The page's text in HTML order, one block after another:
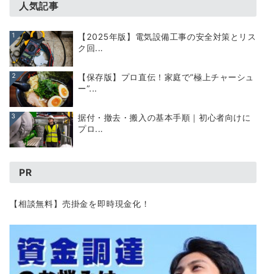
人気記事
1
【2025年版】電気設備工事の安全対策とリス
ク回...
2
【保存版】プロ直伝！家庭で“極上チャーシュ
ー”...
3
据付・撤去・搬入の基本手順｜初心者向けに
プロ...
PR
【相談無料】売掛金を即時現金化！